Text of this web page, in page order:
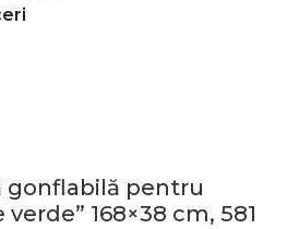
gonflabilă pentru
168×38 cm, 581